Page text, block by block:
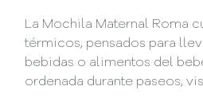
La Mochila Maternal Roma
térmicos, pensados para
bebidas o alimentos del
ordenada durante paseos,